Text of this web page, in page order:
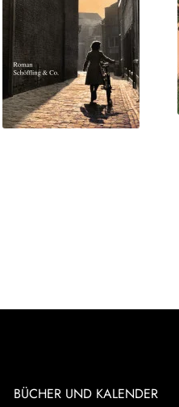
BÜCHER UND KALENDER